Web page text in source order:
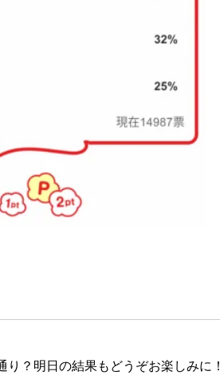
？明日の結果もどうぞお楽しみに！